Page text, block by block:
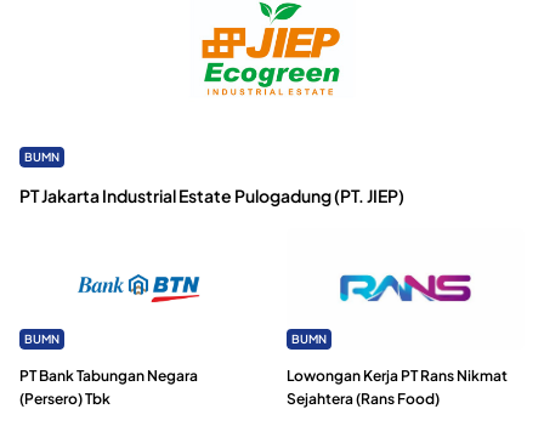
BUMN
PT Jakarta Industrial Estate Pulogadung (PT. JIEP)
BUMN
PT Bank Tabungan Negara
(Persero) Tbk
BUMN
Lowongan Kerja PT Rans Nikmat
Sejahtera (Rans Food)